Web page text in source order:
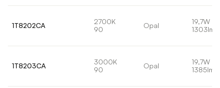
1T8202CA
2700K
90
Opal
19,7W
1303lm
1T8203CA
3000K
90
Opal
19,7W
1385lm